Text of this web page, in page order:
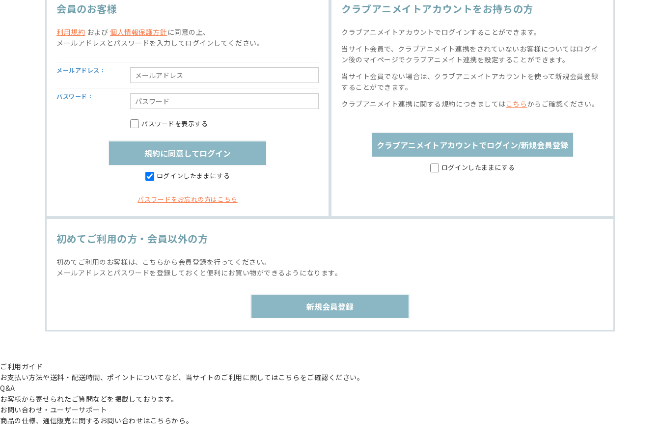
会員のお客様
利用規約 および個人情報保護方針 に同意の上、
メールアドレスとパスワードを入力してログインしてください。
メールアドレス：
パスワード：
パスワードを表示する
ログインしたままにする
パスワードをお忘れの方はこちら
クラブアニメイトアカウントをお持ちの方
クラブアニメイトアカウントでログインすることができます。
当サイト会員で、クラブアニメイト連携をされていないお客様についてはログイ
ン後のマイページでクラブアニメイト連携を設定することができます。
当サイト会員でない場合は、クラブアニメイトアカウントを使って新規会員登録
することができます。
クラブアニメイト連携に関する規約につきましてはこちらからご確認ください。
クラブアニメイトアカウントでログイン/新規会員登録
ログインしたままにする
初めてご利用の方・会員以外の方
初めてご利用のお客様は、こちらから会員登録を行ってください。
メールアドレスとパスワードを登録しておくと便利にお買い物ができるようになります。
ご利用ガイド
お支払い方法や送料・配送時間、ポイントについてなど、当サイトのご利用に関してはこちらをご確認ください。
Q&A
お客様から寄せられたご質問などを掲載しております。
お問い合わせ・ユーザーサポート
商品の仕様、通信販売に関するお問い合わせはこちらから。